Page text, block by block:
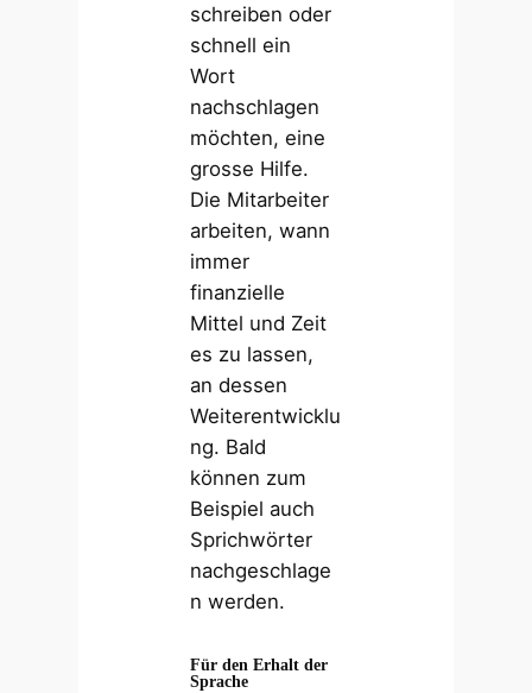
schreiben oder
schnell ein
Wort
nachschlagen
möchten, eine
grosse Hilfe.
Die Mitarbeiter
arbeiten, wann
immer
finanzielle
Mittel und Zeit
es zu lassen,
an dessen
Weiterentwicklu
ng. Bald
können zum
Beispiel auch
Sprichwörter
nachgeschlage
n werden.
Für den Erhalt der
Sprache